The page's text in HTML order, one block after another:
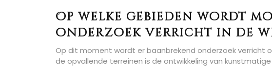
Op welke gebieden wordt
onderzoek verricht in de
Op dit moment wordt er baanbrekend onderzoek verricht
de opvallende terreinen is de ontwikkeling van